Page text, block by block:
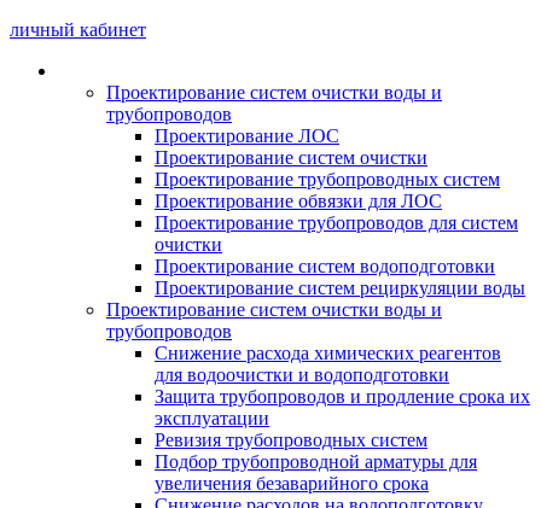
личный кабинет
Проектирование систем очистки воды и
трубопроводов
Проектирование ЛОС
Проектирование систем очистки
Проектирование трубопроводных систем
Проектирование обвязки для ЛОС
Проектирование трубопроводов для систем
очистки
Проектирование систем водоподготовки
Проектирование систем рециркуляции воды
Проектирование систем очистки воды и
трубопроводов
Снижение расхода химических реагентов
для водоочистки и водоподготовки
Защита трубопроводов и продление срока их
эксплуатации
Ревизия трубопроводных систем
Подбор трубопроводной арматуры для
увеличения безаварийного срока